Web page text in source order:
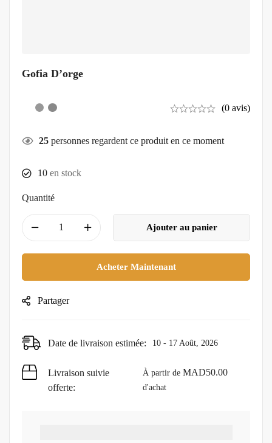
Gofia D’orge
(0 avis)
25 personnes regardent ce produit en ce moment
10 en stock
Quantité
Ajouter au panier
Acheter Maintenant
Partager
Date de livraison estimée: 10 - 17 Août, 2026
Livraison suivie
offerte:
À partir de MAD50.00
d'achat